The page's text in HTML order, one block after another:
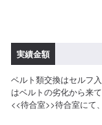
実績金額
ベルト類交換はセルフ
はベルトの劣化から来
<<待合室>>待合室にて